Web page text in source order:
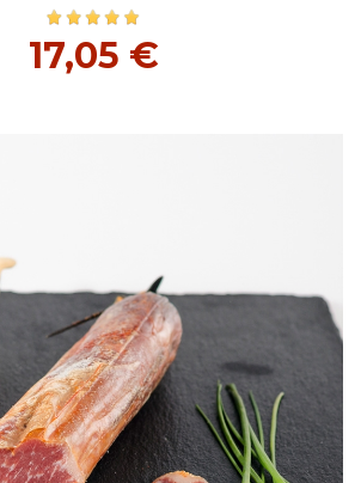
17,05 €